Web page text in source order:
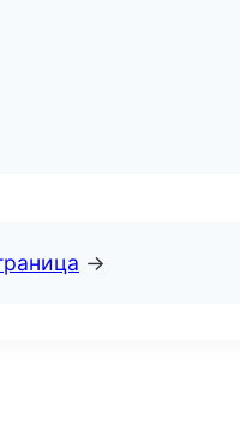
→